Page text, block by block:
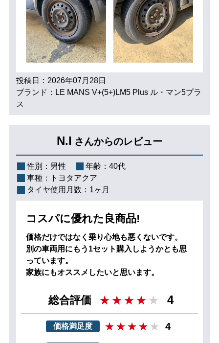
投稿日：2026年07月28日
ブランド：LE MANS V+(5+)LM5 Plus ル・マン5プラ
ス
N.I さんからのレビュー
性別： 男性 年齢： 40代
車種：
トヨタアクア
タイヤ使用月数： 1ヶ月
コスパに優れた良商品!
価格だけではなく乗り心地も悪くないです。
別の車両用にもう1セット購入しようかとも思
っています。
家族にもオススメしたいと思います。
総合評価 4
価格満足度 4